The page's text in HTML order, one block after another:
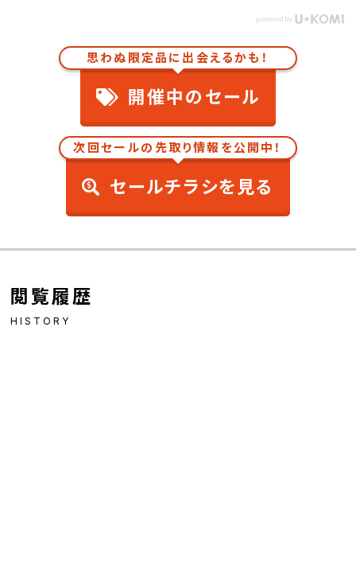
思わぬ限定品に出会えるかも！
開催中のセール
次回セールの先取り情報を公開中！
セールチラシを見る
閲覧履歴
HISTORY